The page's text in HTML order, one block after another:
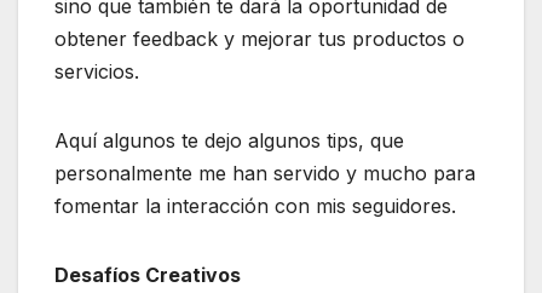
sino que también te dará la oportunidad de
obtener feedback y mejorar tus productos o
servicios.
Aquí algunos te dejo algunos tips, que
personalmente me han servido y mucho para
fomentar la interacción con mis seguidores.
Desafíos Creativos